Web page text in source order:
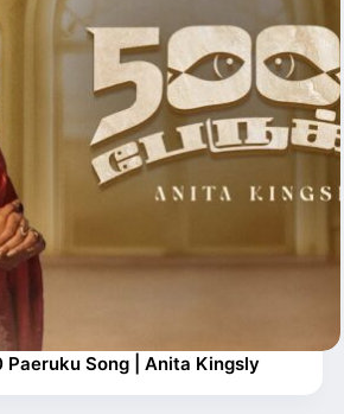
Paeruku Song | Anita Kingsly